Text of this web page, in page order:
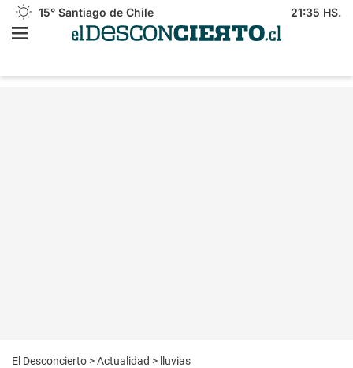
15° Santiago de Chile 21:35 HS.
El Desconcierto >Actualidad > lluvias